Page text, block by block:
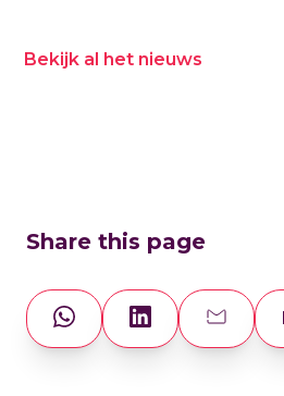
Bekijk al het nieuws
Share this page